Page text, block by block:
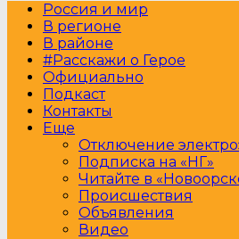
Россия и мир
В регионе
В районе
#Расскажи о Герое
Официально
Подкаст
Контакты
Еще
Отключение
Подписка на «НГ»
Читайте в
Происшествия
Объявления
Видео